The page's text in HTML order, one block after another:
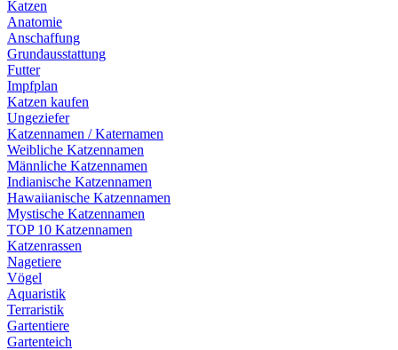
Katzen
Anatomie
Anschaffung
Grundausstattung
Futter
Impfplan
Katzen kaufen
Ungeziefer
Katzennamen / Katernamen
Weibliche Katzennamen
Männliche Katzennamen
Indianische Katzennamen
Hawaiianische Katzennamen
Mystische Katzennamen
TOP 10 Katzennamen
Katzenrassen
Nagetiere
Vögel
Aquaristik
Terraristik
Gartentiere
Gartenteich